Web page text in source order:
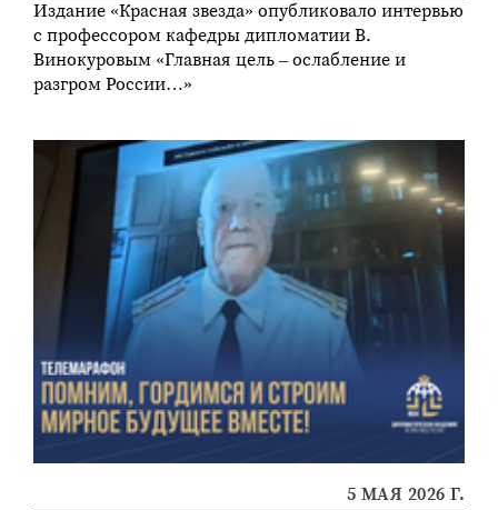
Издание «Красная звезда» опубликовало интервью
с профессором кафедры дипломатии В.
Винокуровым «Главная цель – ослабление и
разгром России…»
5 МАЯ 2026 Г.